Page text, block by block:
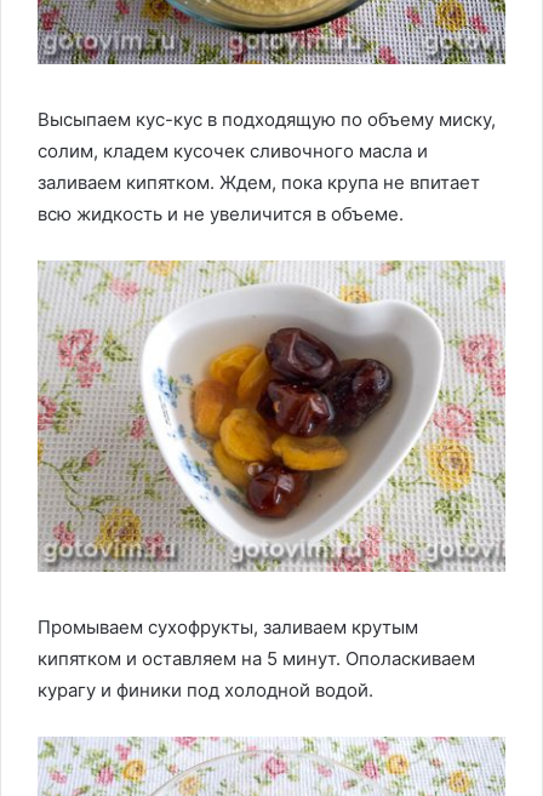
Высыпаем кус-кус в подходящую по объему миску,
солим, кладем кусочек сливочного масла и
заливаем кипятком. Ждем, пока крупа не впитает
всю жидкость и не увеличится в объеме.
Промываем сухофрукты, заливаем крутым
кипятком и оставляем на 5 минут. Ополаскиваем
курагу и финики под холодной водой.